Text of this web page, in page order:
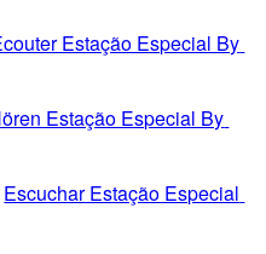
Estação Especial By
Estação Especial By
Escuchar Estação Especial